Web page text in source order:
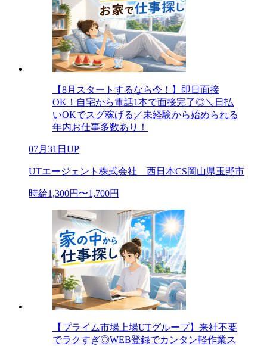
【8月スタートするなら今！】即日面接
OK！自宅から電話1本で面接完了◎＼日払
いOKでスグ稼げる／未経験から始められる
年内お仕事多数あり！
07月31日UP
UTエージェント株式会社 西日本CS岡山県玉野市
時給1,300円〜1,700円
【プライム市場上場UTグループ】来社不要
でラクすぎ◎WEB登録でカンタン軽作業ス